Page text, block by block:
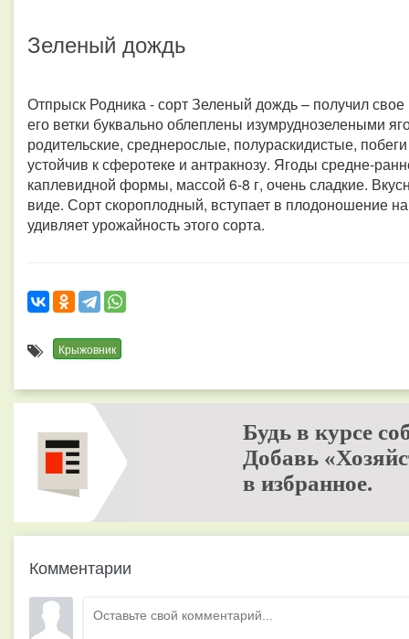
Зеленый дождь
Отпрыск Родника - сорт Зеленый дождь – получил
его ветки буквально облеплены изумруднозелеными
родительские, среднерослые, полураскидистые,
устойчив к сферотеке и антракнозу. Ягоды средне-
каплевидной формы, массой 6-8 г, очень сладкие.
виде. Сорт скороплодный, вступает в плодоношение
удивляет урожайность этого сорта.
Крыжовник
Будь в курсе
Добавь
в избранное.
Комментарии